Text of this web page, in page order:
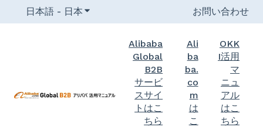
日本語 - 日本 翻訳のサブメニューを表示お問い合わせ
Alibaba
Global
B2B
サービ
スサイ
トはこ
ちら
Ali
ba
ba.
co
m
は
こ
OKK
I活用
マ
ニュ
アル
はこ
ちら